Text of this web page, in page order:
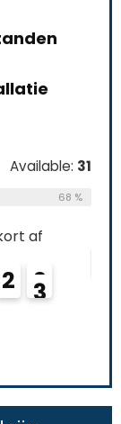
Available: 31
68 %
af
2
1
2